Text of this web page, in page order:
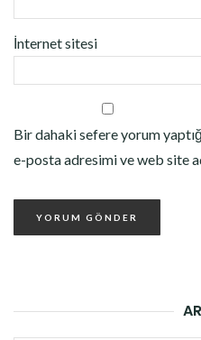
İnternet sitesi
Bir dahaki sefere yorum
e-posta adresimi ve web site